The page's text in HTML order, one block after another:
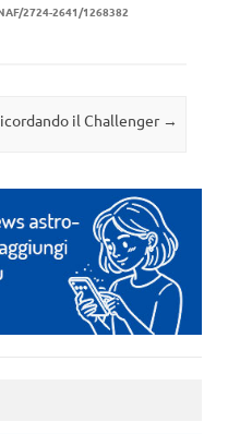
2724-2641/1268382
il Challenger →